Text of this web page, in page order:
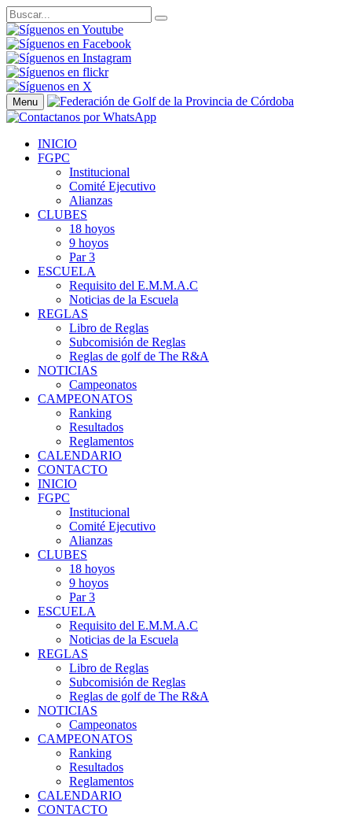
Menu
INICIO
FGPC
Institucional
Comité Ejecutivo
Alianzas
CLUBES
18 hoyos
9 hoyos
Par 3
ESCUELA
Requisito del E.M.M.A.C
Noticias de la Escuela
REGLAS
Libro de Reglas
Subcomisión de Reglas
Reglas de golf de The R&A
NOTICIAS
Campeonatos
CAMPEONATOS
Ranking
Resultados
Reglamentos
CALENDARIO
CONTACTO
INICIO
FGPC
Institucional
Comité Ejecutivo
Alianzas
CLUBES
18 hoyos
9 hoyos
Par 3
ESCUELA
Requisito del E.M.M.A.C
Noticias de la Escuela
REGLAS
Libro de Reglas
Subcomisión de Reglas
Reglas de golf de The R&A
NOTICIAS
Campeonatos
CAMPEONATOS
Ranking
Resultados
Reglamentos
CALENDARIO
CONTACTO